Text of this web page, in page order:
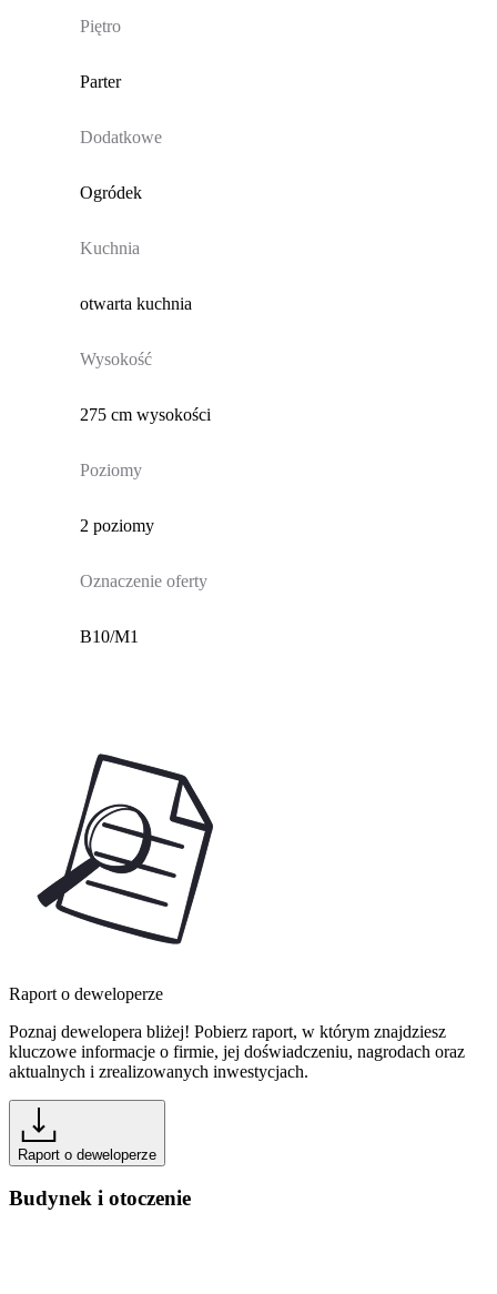
Piętro
Parter
Dodatkowe
Ogródek
Kuchnia
otwarta kuchnia
Wysokość
275 cm wysokości
Poziomy
2 poziomy
Oznaczenie oferty
B10/M1
Raport o deweloperze
Poznaj dewelopera bliżej! Pobierz raport, w którym znajdziesz
kluczowe informacje o firmie, jej doświadczeniu, nagrodach oraz
aktualnych i zrealizowanych inwestycjach.
Raport o deweloperze
Budynek i otoczenie